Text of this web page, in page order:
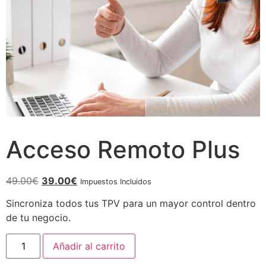
Acceso Remoto Plus
49.00€ El
original
era:
49.00€.
39.00€ El
actual
39.00€.
Impuestos Incluidos
Sincroniza todos tus TPV para un mayor control dentro
de tu negocio.
Acceso
Remoto
Plus
Añadir al carrito